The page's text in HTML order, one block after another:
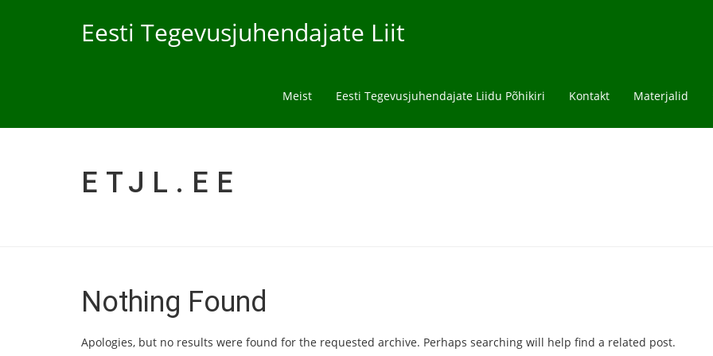
Eesti Tegevusjuhendajate Liit
Meist Eesti Tegevusjuhendajate Liidu Põhikiri Kontakt Materjalid
ETJL.EE
Nothing Found
Apologies, but no results were found for the requested archive. Perhaps searching will help find a related post.